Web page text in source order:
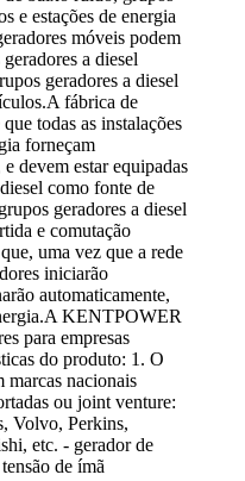
e estações de energia
móveis podem
a diesel
geradores a diesel
fábrica de
todas as instalações
forneçam
devem estar equipadas
como fonte de
geradores a diesel
e comutação
uma vez que a rede
iniciarão
automaticamente,
KENTPOWER
para empresas
do produto: 1. O
marcas nacionais
ou joint venture:
Volvo, Perkins,
etc. - gerador de
de ímã